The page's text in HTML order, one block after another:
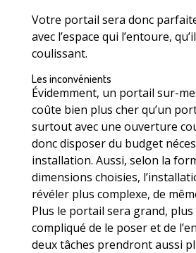
Votre portail sera donc
avec l’espace qui l’entoure,
coulissant.
Les inconvénients
Évidemment, un portail sur-
coûte bien plus cher qu’un
surtout avec une ouverture
donc disposer du budget
installation. Aussi, selon la
dimensions choisies,
révéler plus complexe, de
Plus le portail sera grand, plus
compliqué de le poser et de
deux tâches prendront aussi